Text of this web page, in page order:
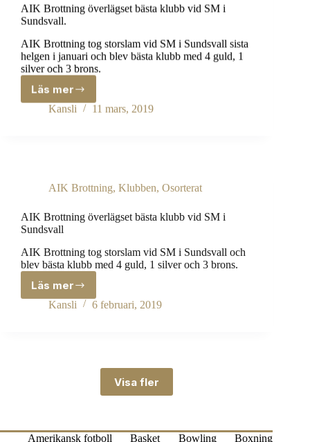
AIK Brottning överlägset bästa klubb vid SM i
Sundsvall.
AIK Brottning tog storslam vid SM i Sundsvall sista
helgen i januari och blev bästa klubb med 4 guld, 1
silver och 3 brons.
Läs mer
AIK
Brottning
i
Kansli 11 mars, 2019
AIK Brottning Klubben Osorterat
AIK Brottning överlägset bästa klubb vid SM i
Sundsvall
AIK Brottning tog storslam vid SM i Sundsvall och
blev bästa klubb med 4 guld, 1 silver och 3 brons.
Läs merAIK
Brottning
överlägset
Kansli 6 februari, 2019
Visa fler
Amerikansk fotboll Basket Bowling Boxning